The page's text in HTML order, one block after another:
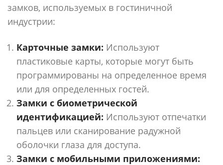
замков, используемых в гостиничной
индустрии:
Карточные замки: Используют
пластиковые карты, которые могут быть
программированы на определенное время
или для определенных гостей.
Замки с биометрической
идентификацией: Используют отпечатки
пальцев или сканирование радужной
оболочки глаза для доступа.
Замки с мобильными приложениями: